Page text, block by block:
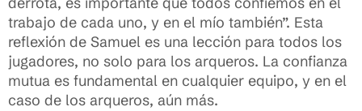
trabajo de cada uno, y en el mío también”. Esta
reflexión de Samuel es una lección para todos los
jugadores, no solo para los arqueros. La confianza
mutua es fundamental en cualquier equipo, y en el
caso de los arqueros, aún más.